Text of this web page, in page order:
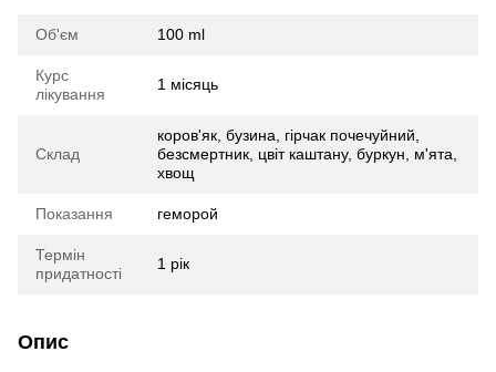
Об'єм 100 ml
Курс
лікування
1 місяць
Склад
коров'як, бузина, гірчак почечуйний,
безсмертник, цвіт каштану, буркун, м'ята,
хвощ
Показання геморой
Термін
придатності
1 рік
Опис